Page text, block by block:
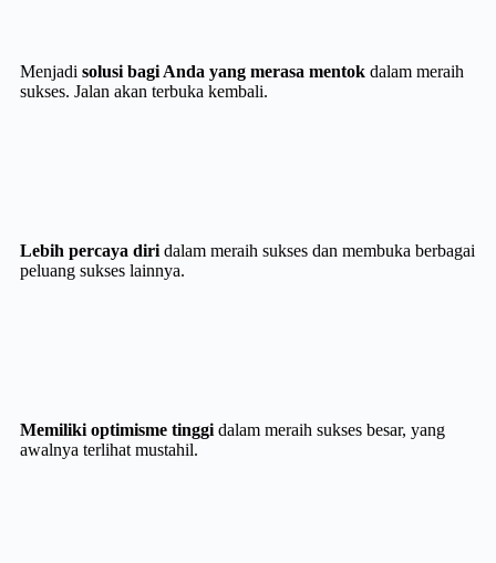
Menjadi solusi bagi Anda yang merasa mentok dalam meraih
sukses. Jalan akan terbuka kembali.
Lebih percaya diri dalam meraih sukses dan membuka berbagai
peluang sukses lainnya.
Memiliki optimisme tinggi dalam meraih sukses besar, yang
awalnya terlihat mustahil.